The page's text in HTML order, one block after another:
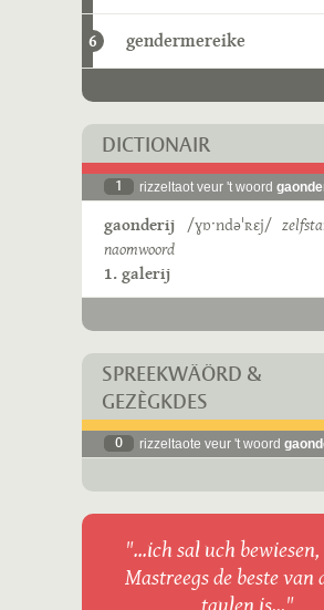
6 gendermereike
DICTIONAIR
1 rizzeltaot veur 't woord
gaonderij /ɣɒˑndəˈʀɛj/
naomwoord
1. galerij
SPREEKWÄÖRD &
GEZÈGKDES
0 rizzeltaote veur 't woord
"...ich sal uch
Mastreegs de beste van